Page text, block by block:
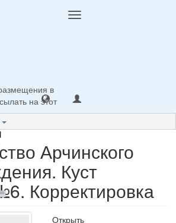
Toggle
в
на этот
Арчинского
Куст
Корректировка
Открыть